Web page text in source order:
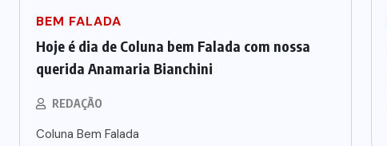
BEM FALADA
Hoje é dia de Coluna bem Falada com nossa
querida Anamaria Bianchini
REDAÇÃO
Coluna Bem Falada